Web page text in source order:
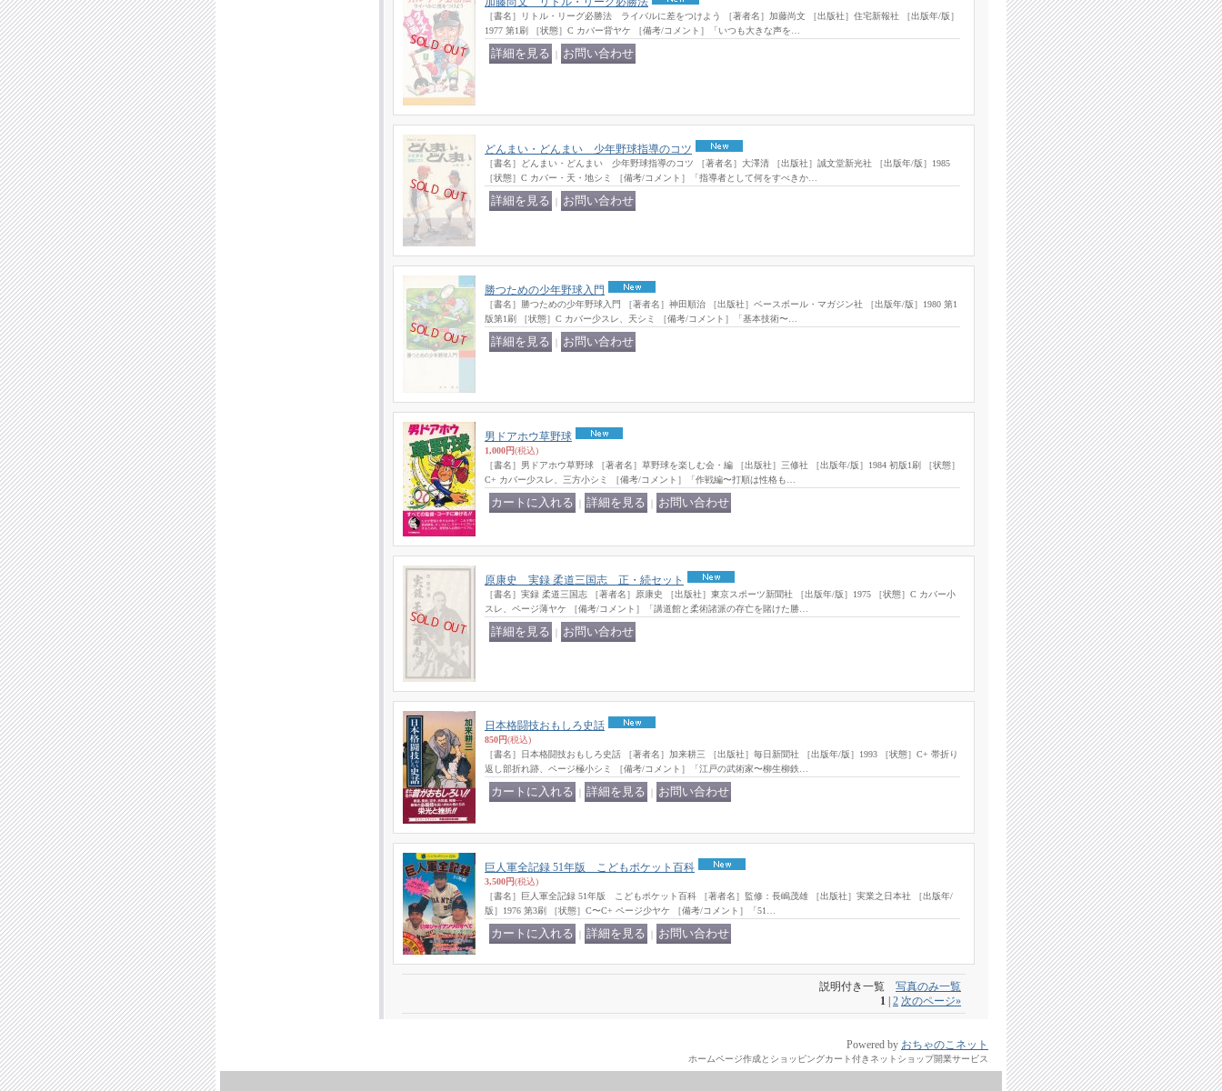
［書名］リトル・リーグ必勝法 ライバルに差をつけよう ［著者名］加藤尚文 ［出版社］住宅新報社 ［出版年/版］
1977 第1刷 ［状態］C カバー背ヤケ ［備考/コメント］「いつも大きな声を…
どんまい・どんまい 少年野球指導のコツ
［書名］どんまい・どんまい 少年野球指導のコツ ［著者名］大澤清 ［出版社］誠文堂新光社 ［出版年/版］1985
［状態］C カバー・天・地シミ ［備考/コメント］「指導者として何をすべきか…
勝つための少年野球入門
［書名］勝つための少年野球入門 ［著者名］神田順治 ［出版社］ベースボール・マガジン社 ［出版年/版］1980 第1
版第1刷 ［状態］C カバー少スレ、天シミ ［備考/コメント］「基本技術〜…
男ドアホウ草野球
1,000円(税込)
［書名］男ドアホウ草野球 ［著者名］草野球を楽しむ会・編 ［出版社］三修社 ［出版年/版］1984 初版1刷 ［状態］
C+ カバー少スレ、三方小シミ ［備考/コメント］「作戦編〜打順は性格も…
原康史 実録 柔道三国志 正・続セット
［書名］実録 柔道三国志 ［著者名］原康史 ［出版社］東京スポーツ新聞社 ［出版年/版］1975 ［状態］C カバー小
スレ、ページ薄ヤケ ［備考/コメント］「講道館と柔術諸派の存亡を賭けた勝…
日本格闘技おもしろ史話
850円(税込)
［書名］日本格闘技おもしろ史話 ［著者名］加来耕三 ［出版社］毎日新聞社 ［出版年/版］1993 ［状態］C+ 帯折り
返し部折れ跡、ページ極小シミ ［備考/コメント］「江戸の武術家〜柳生柳鉄…
巨人軍全記録 51年版 こどもポケット百科
3,500円(税込)
［書名］巨人軍全記録 51年版 こどもポケット百科 ［著者名］監修：長嶋茂雄 ［出版社］実業之日本社 ［出版年/
版］1976 第3刷 ［状態］C〜C+ ページ少ヤケ ［備考/コメント］「51…
説明付き一覧 写真のみ一覧
1 2 次のページ»
Powered by おちゃのこネット
ホームページ作成とショッピングカート付きネットショップ開業サービス